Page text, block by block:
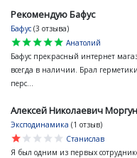
Рекомендую Бафус
Бафус (3 отзыва)
star
star
star
star
star
Анатолий
Бафус прекрасный интернет
всегда в наличии. Брал
перс...
Алексей Николаевич Моргун
Эксподинамика (1 отзыв)
star
star
star
star
star
Станислав
Я был одним из первых